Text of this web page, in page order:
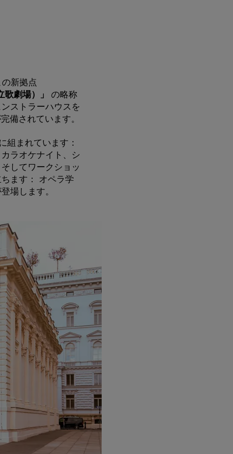
の新拠点
歌劇場）」
の略称
ストラーハウスを
備されています。
組まれています：
ラオケナイト、シ
してワークショッ
ます：
オペラ学
場します。